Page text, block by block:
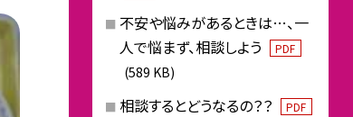
不安や悩みがあるときは…、一
人で悩まず、相談しよう
PDF
(589 KB)
相談するとどうなるの？？ PDF